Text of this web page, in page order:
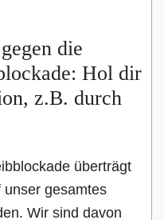
die
Hol dir
z.B. durch
überträgt
unser gesamtes
Wir sind davon